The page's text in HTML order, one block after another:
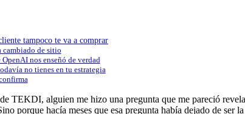
tampoco te va a comprar
cambiado de sitio
nos enseñó de verdad
no tienes en tu estrategia
TEKDI, alguien me hizo una pregunta que me pareció
porque hacía meses que esa pregunta había dejado de ser